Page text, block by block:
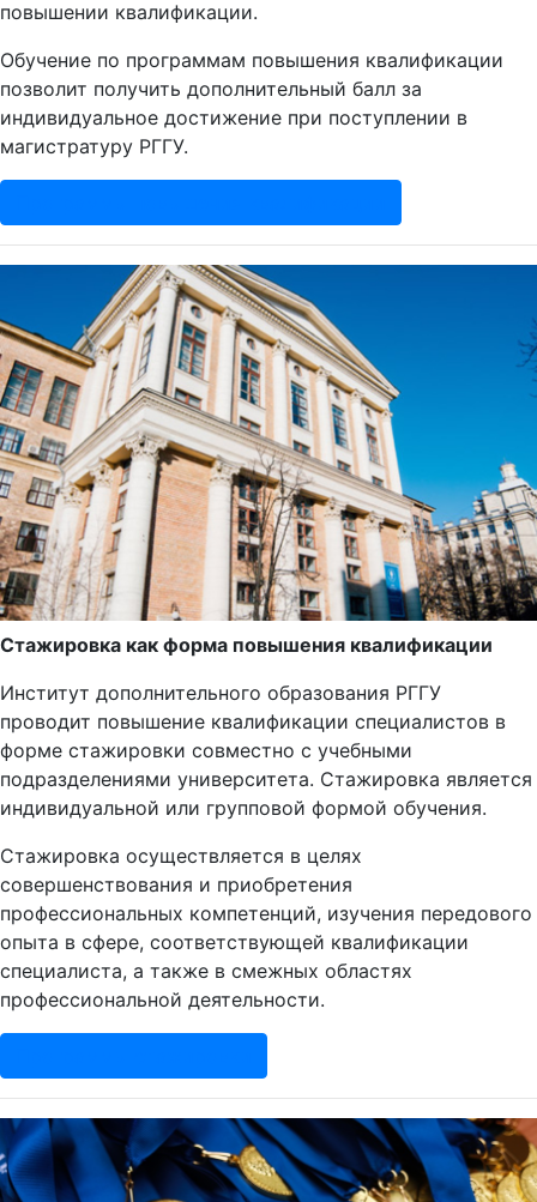
повышении квалификации.
Обучение по программам повышения квалификации
позволит получить дополнительный балл за
индивидуальное достижение при поступлении в
магистратуру РГГУ.
Стажировка как форма повышения квалификации
Институт дополнительного образования РГГУ
проводит повышение квалификации специалистов в
форме стажировки совместно с учебными
подразделениями университета. Стажировка является
индивидуальной или групповой формой обучения.
Стажировка осуществляется в целях
совершенствования и приобретения
профессиональных компетенций, изучения передового
опыта в сфере, соответствующей квалификации
специалиста, а также в смежных областях
профессиональной деятельности.